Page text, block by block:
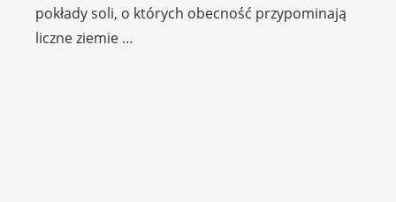
pokłady soli, o których obecność przypominają
liczne ziemie …